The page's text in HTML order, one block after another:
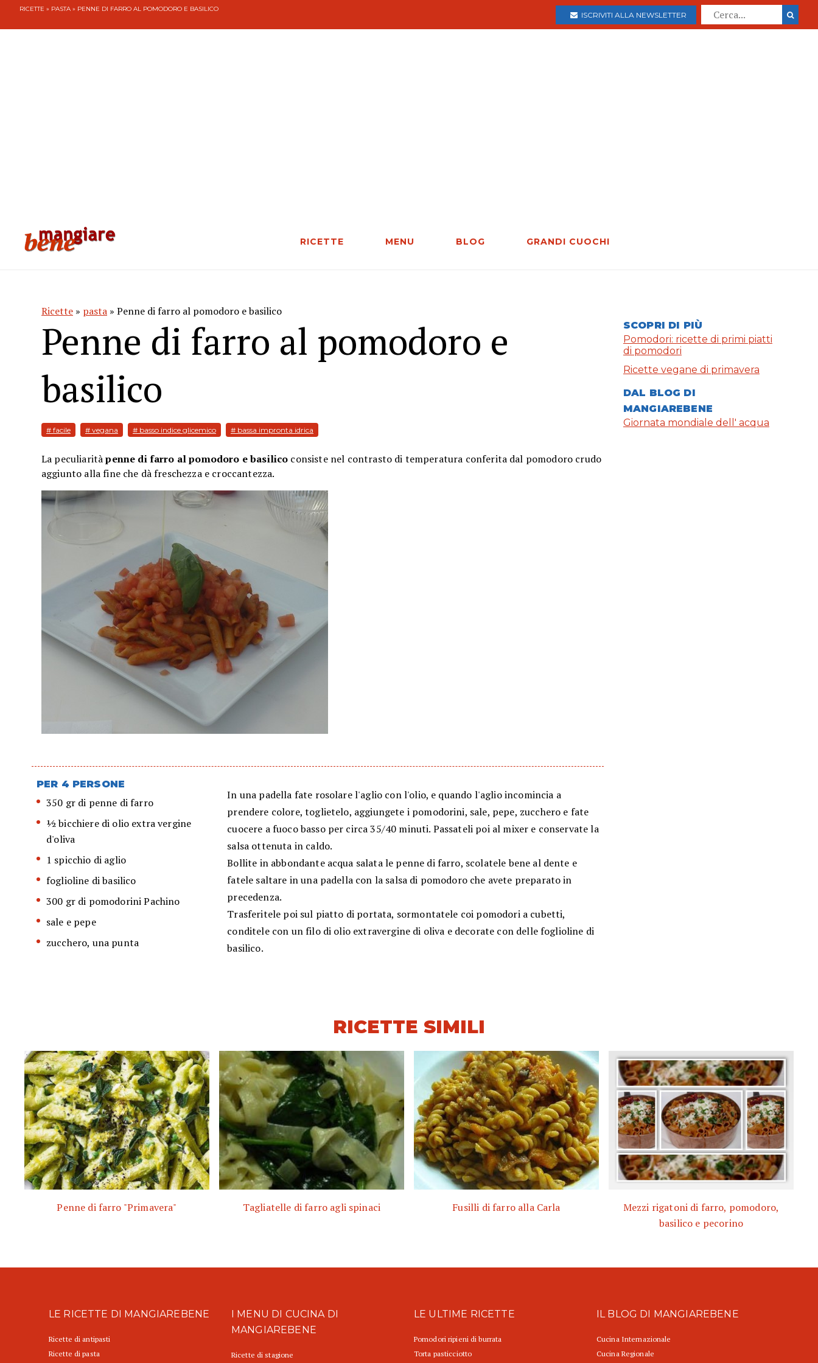
RICETTE » PASTA » PENNE DI FARRO AL POMODORO E BASILICO
ISCRIVITI ALLA NEWSLETTER
RICETTE MENU BLOG GRANDI CUOCHI
Ricette » pasta » Penne di farro al pomodoro e basilico
Penne di farro al pomodoro e
basilico
# facile # vegana # basso indice glicemico # bassa impronta idrica
La peculiaritàpenne di farro al pomodoro e basilico consiste nel contrasto di temperatura conferita dal pomodoro crudo
aggiunto alla fine che dà freschezza e croccantezza.
PER 4 PERSONE
350 gr di penne di farro
½ bicchiere di olio extra vergine
d'oliva
1 spicchio di aglio
foglioline di basilico
300 gr di pomodorini Pachino
sale e pepe
zucchero, una punta
In una padella fate rosolare l'aglio con l'olio, e quando l'aglio incomincia a
prendere colore, toglietelo, aggiungete i pomodorini, sale, pepe, zucchero e fate
cuocere a fuoco basso per circa 35/40 minuti. Passateli poi al mixer e conservate la
salsa ottenuta in caldo.
Bollite in abbondante acqua salata le penne di farro, scolatele bene al dente e
fatele saltare in una padella con la salsa di pomodoro che avete preparato in
precedenza.
Trasferitele poi sul piatto di portata, sormontatele coi pomodori a cubetti,
conditele con un filo di olio extravergine di oliva e decorate con delle foglioline di
basilico.
SCOPRI DI PIÙ
Pomodori: ricette di primi piatti
di pomodori
Ricette vegane di primavera
DAL BLOG DI
MANGIAREBENE
Giornata mondiale dell' acqua
RICETTE SIMILI
Penne di farro "Primavera" Tagliatelle di farro agli spinaci Fusilli di farro alla Carla
Mezzi rigatoni di farro, pomodoro,
basilico e pecorino
LE RICETTE DI MANGIAREBENE
Ricette di antipasti
Ricette di pasta
I MENU DI CUCINA DI
MANGIAREBENE
Ricette di stagione
LE ULTIME RICETTE
Pomodori ripieni di burrata
Torta pasticciotto
IL BLOG DI MANGIAREBENE
Cucina Internazionale
Cucina Regionale